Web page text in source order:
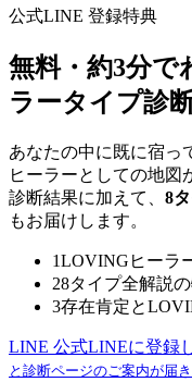
公式LINE 登録特典
無料・約3分で
ラータイプ診断
あなたの中に既に宿っ
ヒーラーとしての地図
診断結果に加えて、 8
もお届けします。
1LOVINGヒーラ
28タイプ全解説
3存在肯定と
LINE 公式LINEに登録
と診断ページのご案内が届